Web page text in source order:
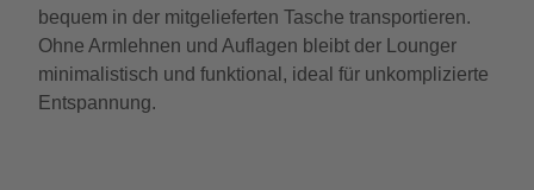
bequem in der mitgelieferten Tasche transportieren.
Ohne Armlehnen und Auflagen bleibt der Lounger
minimalistisch und funktional, ideal für unkomplizierte
Entspannung.